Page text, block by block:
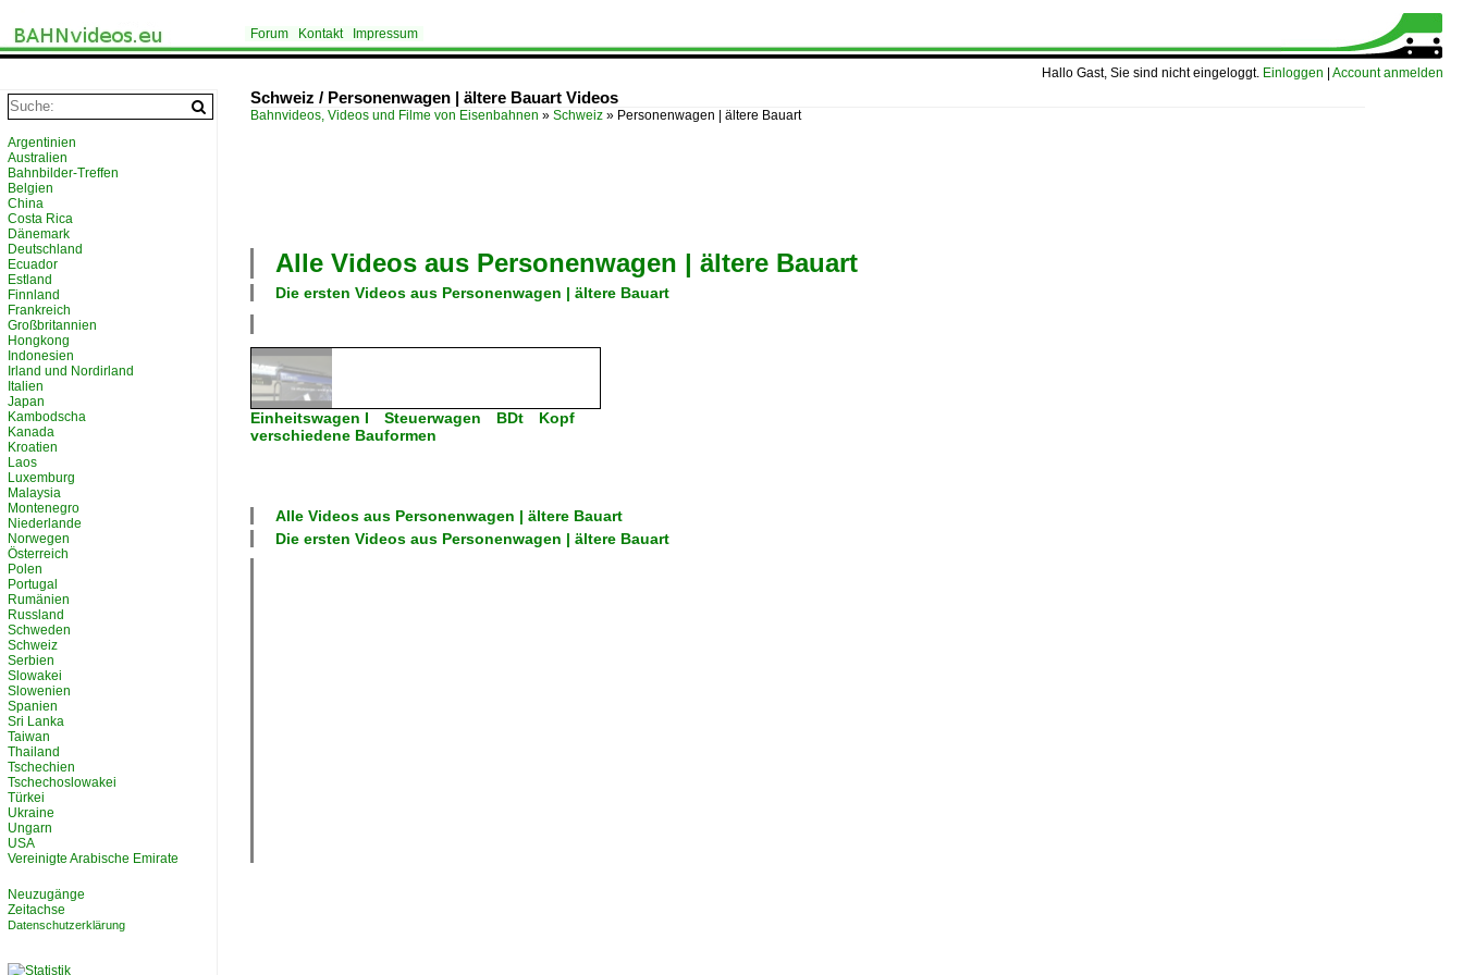
Hallo Gast, Sie sind nicht eingeloggt. Einloggen Account anmelden
Forum Kontakt Impressum
Schweiz / Personenwagen | ältere Bauart Videos
Bahnvideos, Videos und Filme von Eisenbahnen » Schweiz » Personenwagen | ältere Bauart
Alle Videos aus Personenwagen | ältere Bauart
Die ersten Videos aus Personenwagen | ältere Bauart
Einheitswagen I Steuerwagen BDt Kopf
verschiedene Bauformen
Alle Videos aus Personenwagen | ältere Bauart
Die ersten Videos aus Personenwagen | ältere Bauart
Argentinien
Australien
Bahnbilder-Treffen
Belgien
China
Costa Rica
Dänemark
Deutschland
Ecuador
Estland
Finnland
Frankreich
Großbritannien
Hongkong
Indonesien
Irland und Nordirland
Italien
Japan
Kambodscha
Kanada
Kroatien
Laos
Luxemburg
Malaysia
Montenegro
Niederlande
Norwegen
Österreich
Polen
Portugal
Rumänien
Russland
Schweden
Schweiz
Serbien
Slowakei
Slowenien
Spanien
Sri Lanka
Taiwan
Thailand
Tschechien
Tschechoslowakei
Türkei
Ukraine
Ungarn
USA
Vereinigte Arabische Emirate
Neuzugänge
Zeitachse
Datenschutzerklärung